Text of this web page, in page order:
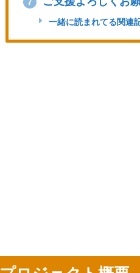
7
一緒に読まれてる関連